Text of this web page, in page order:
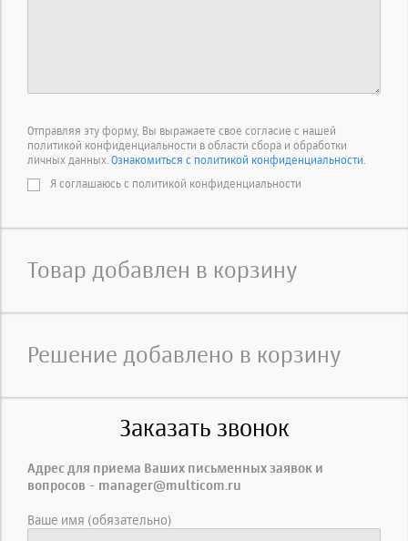
Отправляя эту форму, Вы выражаете свое согласие с нашей
политикой конфиденциальности в области сбора и обработки
личных данных. Ознакомиться с политикой конфиденциальности.
Я соглашаюсь с политикой конфиденциальности
Товар добавлен в корзину
Решение добавлено в корзину
Заказать звонок
Адрес для приема Ваших письменных заявок и
вопросов - manager@multicom.ru
Ваше имя (обязательно)